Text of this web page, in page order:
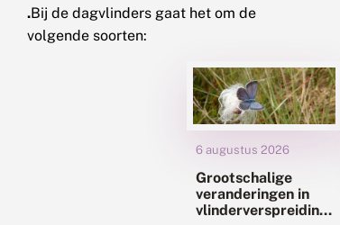
.Bij de dagvlinders gaat het om de
volgende soorten:
6 augustus 2026
Grootschalige
veranderingen in
vlinderverspreiding